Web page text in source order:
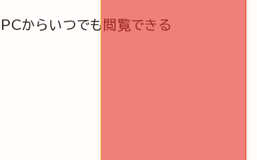
PCからいつでも閲覧できる